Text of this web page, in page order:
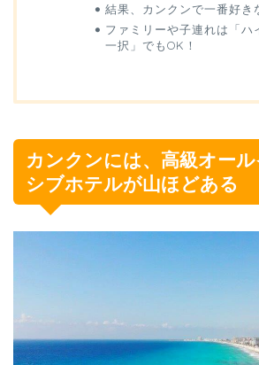
結果、カンクンで一番好き
ファミリーや子連れは「ハ
一択」でもOK！
カンクンには、高級オー
シブホテルが山ほどある